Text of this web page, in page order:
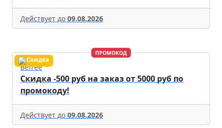
Действует до 09.08.2026
ПРОМОКОД
Befree
Скидка -500 руб на заказ от 5000 руб по
промокоду!
Действует до 09.08.2026